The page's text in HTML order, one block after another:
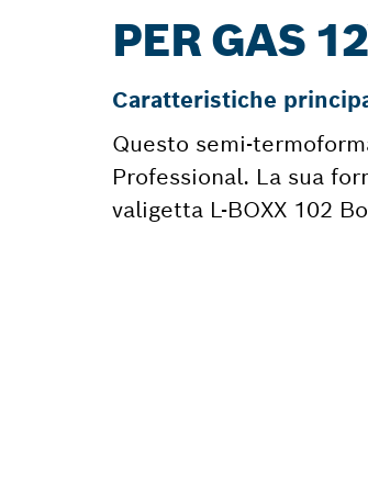
PER GAS
Caratteristiche
Questo semi-
Professional. La sua
valigetta L-BOXX 102